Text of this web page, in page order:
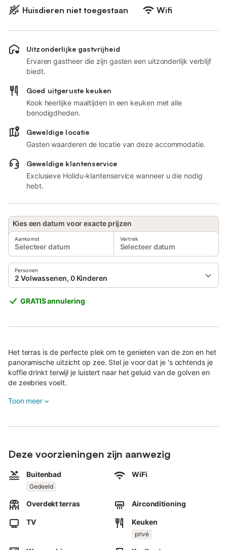
Huisdieren niet toegestaan
Wifi
Uitzonderlijke gastvrijheid
Ervaren gastheer die zijn gasten een uitzonderlijk verblijf
biedt.
Goed uitgeruste keuken
Kook heerlijke maaltijden in een keuken met alle
benodigdheden.
Geweldige locatie
Gasten waarderen de locatie van deze accommodatie.
Geweldige klantenservice
Exclusieve Holidu-klantenservice wanneer u die nodig
hebt.
Kies een datum voor exacte prijzen
Aankomst
Selecteer datum
Vertrek
Selecteer datum
Personen
2 Volwassenen, 0 Kinderen
GRATIS annulering
Het terras is de perfecte plek om te genieten van de zon en het
panoramische uitzicht op zee. Stel je voor dat je 's ochtends je
koffie drinkt terwijl je luistert naar het geluid van de golven en
de zeebries voelt.
Een waar paradijs!
24-uurs receptie, bar, gemeenschappelijke ruimtes en wasserij.
Zeer goede verbindingen met het openbaar vervoer, treinstation
op 15 minuten en 35 minuten van het vliegveld en Malaga,
grote supermarkt op 3 minuten.
Fuengirola haven, geldautomaten, restaurants en
vrijetijdsactiviteiten op slechts een paar meter afstand.
Er is een strand met ligstoelen en strandbars aan de overkant
Toon meer
Deze voorzieningen zijn aanwezig
Buitenbad
Gedeeld
WiFi
Overdekt terras Airconditioning
TV Keuken
privé